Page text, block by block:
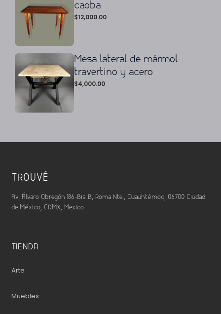
caoba
$12,000.00
Mesa lateral de mármol
travertino y acero
$4,000.00
TROUVÉ
Av. Álvaro Obregón 186-Bis B, Roma Nte., Cuauhtémoc, 06700 Ciudad
de México, CDMX, Mexico
TIENDA
Arte
Muebles